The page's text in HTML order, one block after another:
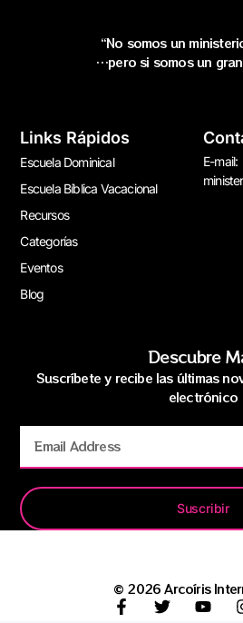
“No somos un
…pero si somos un
Links Rápidos
Escuela Dominical
Escuela Bíblica Vacacional
Recursos
Categorías
Eventos
Blog
E-mail:
Descubre
Suscríbete y recibe las últimas
electrónico
Suscribir
© 2026 Arcoíris